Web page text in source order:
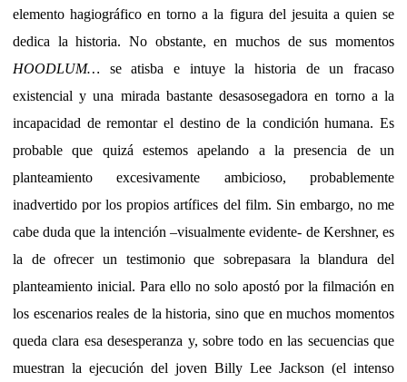
elemento hagiográfico en torno a la figura del jesuita a quien se
dedica la historia. No obstante, en muchos de sus momentos
HOODLUM… se atisba e intuye la historia de un fracaso
existencial y una mirada bastante desasosegadora en torno a la
incapacidad de remontar el destino de la condición humana. Es
probable que quizá estemos apelando a la presencia de un
planteamiento excesivamente ambicioso, probablemente
inadvertido por los propios artífices del film. Sin embargo, no me
cabe duda que la intención –visualmente evidente- de Kershner, es
la de ofrecer un testimonio que sobrepasara la blandura del
planteamiento inicial. Para ello no solo apostó por la filmación en
los escenarios reales de la historia, sino que en muchos momentos
queda clara esa desesperanza y, sobre todo en las secuencias que
muestran la ejecución del joven Billy Lee Jackson (el intenso